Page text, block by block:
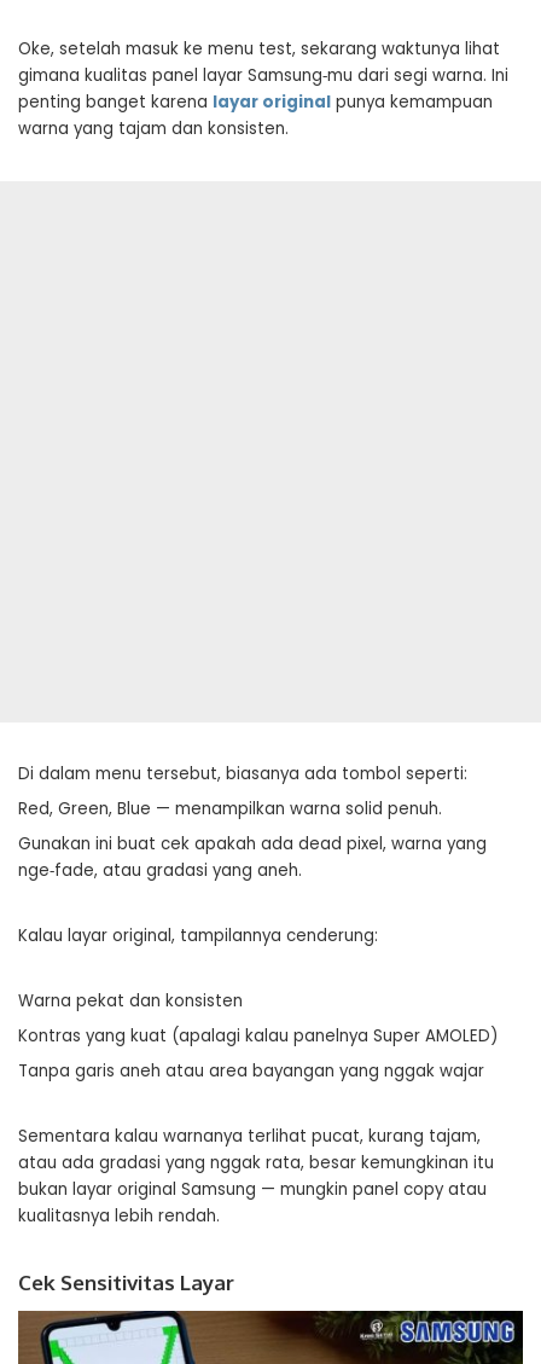
Oke, setelah masuk ke menu test, sekarang waktunya lihat
gimana kualitas panel layar Samsung‑mu dari segi warna. Ini
penting banget karena layar original punya kemampuan
warna yang tajam dan konsisten.
Di dalam menu tersebut, biasanya ada tombol seperti:
Red, Green, Blue — menampilkan warna solid penuh.
Gunakan ini buat cek apakah ada dead pixel, warna yang
nge‑fade, atau gradasi yang aneh.
Kalau layar original, tampilannya cenderung:
Warna pekat dan konsisten
Kontras yang kuat (apalagi kalau panelnya Super AMOLED)
Tanpa garis aneh atau area bayangan yang nggak wajar
Sementara kalau warnanya terlihat pucat, kurang tajam,
atau ada gradasi yang nggak rata, besar kemungkinan itu
bukan layar original Samsung — mungkin panel copy atau
kualitasnya lebih rendah.
Cek Sensitivitas Layar